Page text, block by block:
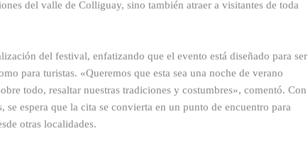
del valle de Colliguay, sino también atraer a visitantes de toda
del festival, enfatizando que el evento está diseñado para ser
para turistas. «Queremos que esta sea una noche de verano
todo, resaltar nuestras tradiciones y costumbres», comentó. Con
espera que la cita se convierta en un punto de encuentro para
otras localidades.